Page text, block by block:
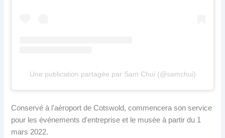
Une publication partagée par Sam Chui (@samchui)
Conservé à l'aéroport de Cotswold, commencera son service
pour les événements d'entreprise et le musée à partir du 1
mars 2022.